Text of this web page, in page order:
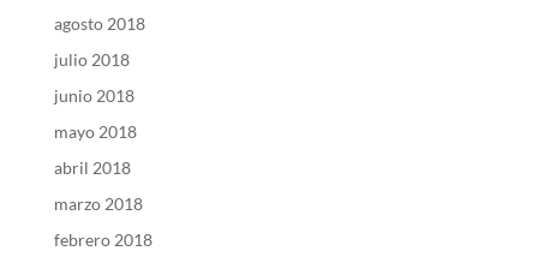
agosto 2018
julio 2018
junio 2018
mayo 2018
abril 2018
marzo 2018
febrero 2018